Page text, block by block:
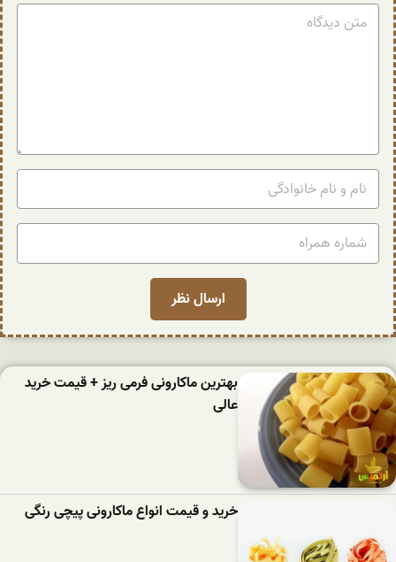
بهترین ماکارونی فرمی ریز + قیمت خرید
عالی
خرید و قیمت انواع ماکارونی پیچی رنگی